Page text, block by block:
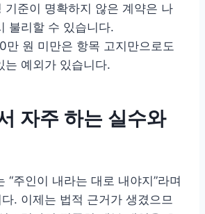
기준이 명확하지 않은 계약은 나
불리할 수 있습니다.
만 원 미만은 항목 고지만으로도
는 예외가 있습니다.
자주 하는 실수와
“주인이 내라는 대로 내야지”라며
. 이제는 법적 근거가 생겼으므